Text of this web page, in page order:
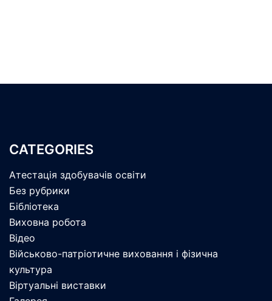
CATEGORIES
Атестація здобувачів освіти
Без рубрики
Бібліотека
Виховна робота
Відео
Військово-патріотичне виховання і фізична
культура
Віртуальні виставки